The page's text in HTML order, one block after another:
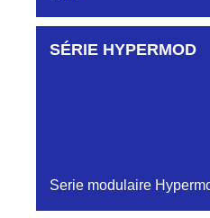
Aucune pièce
SÉRIE HYPERMOD
Serie modulaire